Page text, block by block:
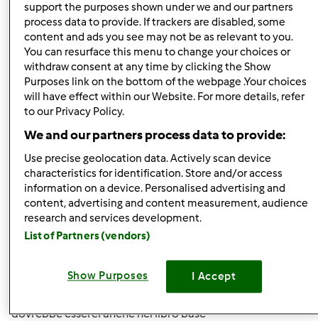
Gio, 02/11/2016 - 12:08
#1
Buongiono volevo sapere come preparare una crema
pasticera con il TM31
In cima
Accedio registrati
Magat Iscritto : 26.03.2014
Gio, 02/11/2016 - 12:33
bimby.it/search/tmrc_solr_recipe/
filters=type%3Arecipes&page=2#
dovrebbe esserci anche nel libro base
support the purposes shown under we and our partners
process data to provide. If trackers are disabled, some
content and ads you see may not be as relevant to you.
You can resurface this menu to change your choices or
withdraw consent at any time by clicking the Show
Purposes link on the bottom of the webpage .Your choices
will have effect within our Website. For more details, refer
to our Privacy Policy.
We and our partners process data to provide:
Use precise geolocation data. Actively scan device
characteristics for identification. Store and/or access
information on a device. Personalised advertising and
content, advertising and content measurement, audience
research and services development.
List of Partners (vendors)
Show Purposes I Accept